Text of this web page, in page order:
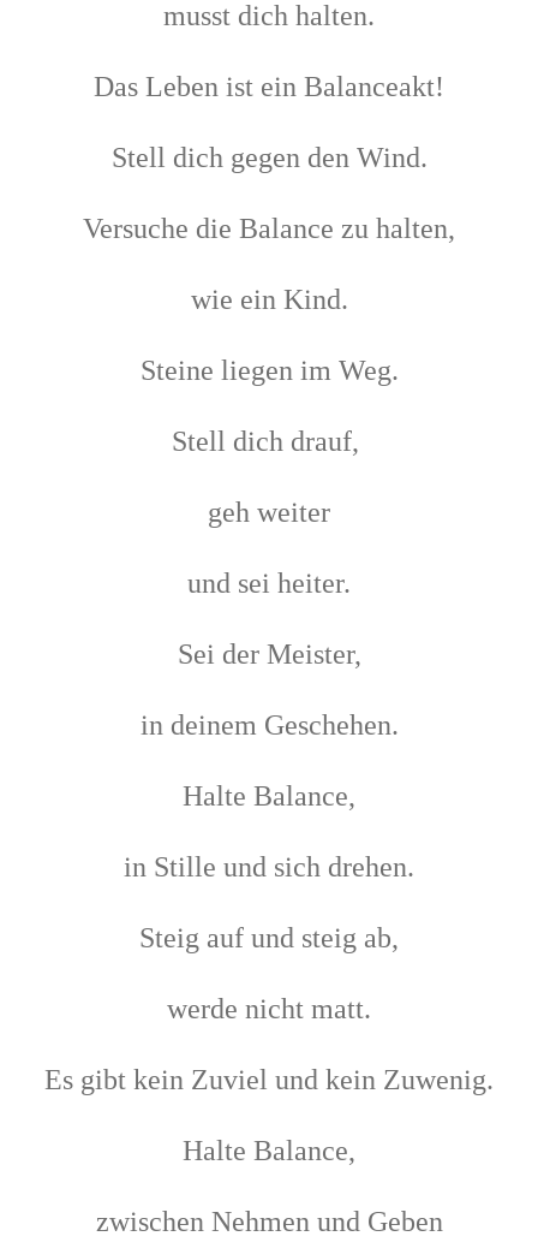
musst dich halten.
Das Leben ist ein Balanceakt!
Stell dich gegen den Wind.
Versuche die Balance zu halten,
wie ein Kind.
Steine liegen im Weg.
Stell dich drauf,
geh weiter
und sei heiter.
Sei der Meister,
in deinem Geschehen.
Halte Balance,
in Stille und sich drehen.
Steig auf und steig ab,
werde nicht matt.
Es gibt kein Zuviel und kein Zuwenig.
Halte Balance,
zwischen Nehmen und Geben